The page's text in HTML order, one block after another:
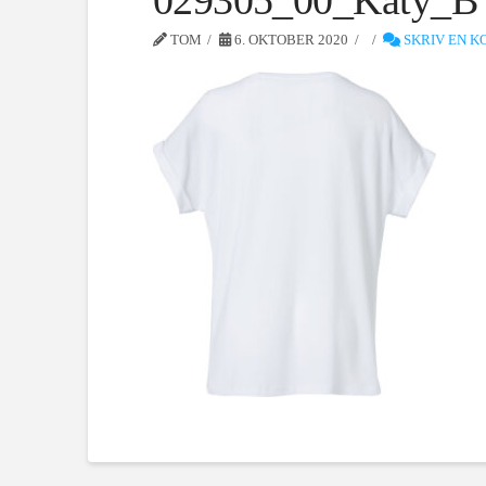
TOM 6. OKTOBER 2020 SKRIV EN